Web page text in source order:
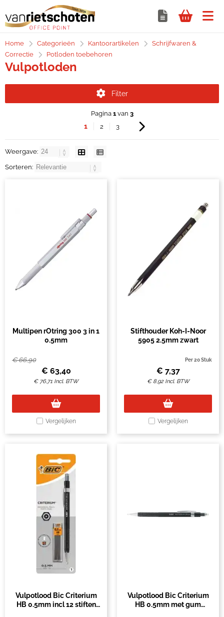
Home Categorieën Kantoorartikelen
Schrijfwaren &
Correctie
Potloden toebehoren
Vulpotloden
Filter
Pagina 1van 3
1 2 3
Weergave:
Sorteren:
Multipen rOtring 300 3 in 1
0.5mm
€66,90
€ 63,40
€ 76,71 Incl. BTW
Vergelijken
Stifthouder Koh-I-Noor
5905 2.5mm zwart
Per 20 Stuk
€ 7,37
€ 8,92 Incl. BTW
Vergelijken
Vulpotlood Bic Criterium
HB 0.5mm incl 12 stiften
Vulpotlood Bic Criterium
HB 0.5mm met gum